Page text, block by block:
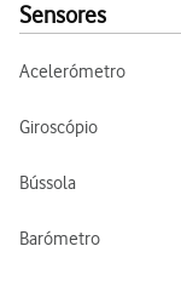
Sensores
Acelerómetro
Giroscópio
Bússola
Barómetro